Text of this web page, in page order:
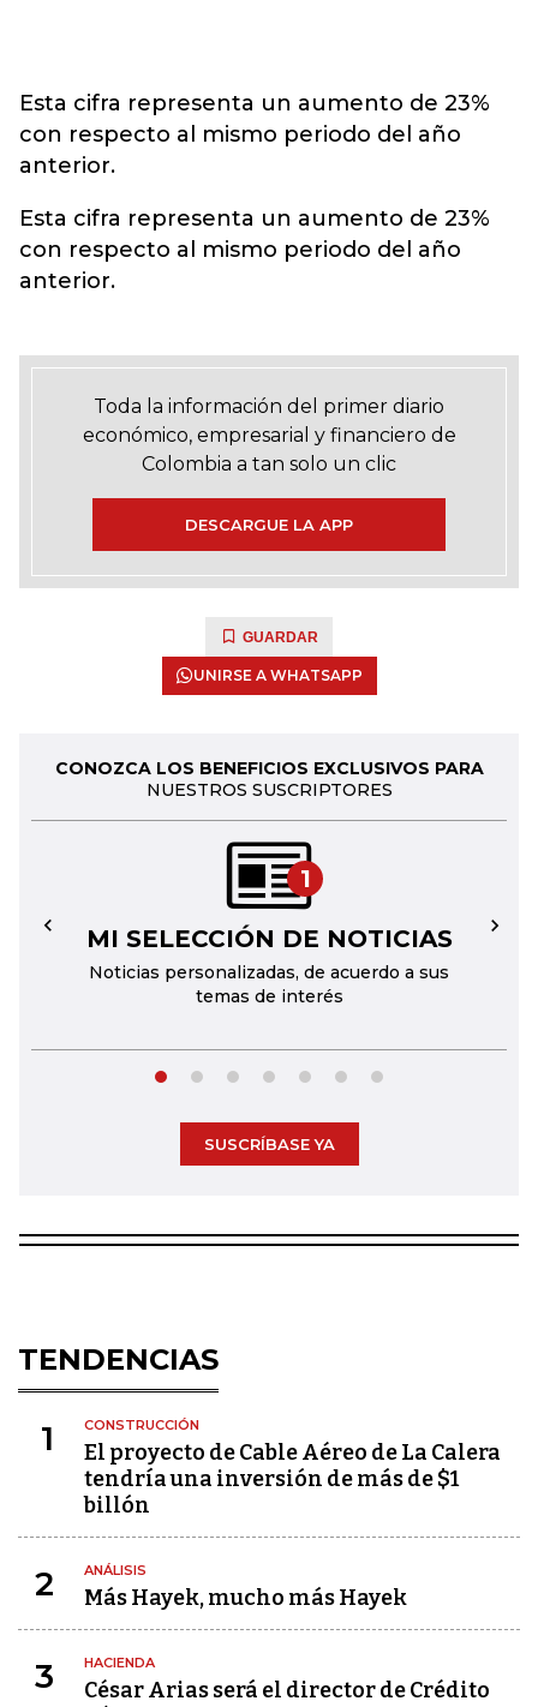
Esta cifra representa un aumento de 23%
con respecto al mismo periodo del año
anterior.
Esta cifra representa un aumento de 23%
con respecto al mismo periodo del año
anterior.
Toda la información del primer diario
económico, empresarial y financiero de
Colombia a tan solo un clic
DESCARGUE LA APP
GUARDAR
UNIRSE A WHATSAPP
CONOZCA LOS BENEFICIOS EXCLUSIVOS PARA
NUESTROS SUSCRIPTORES
1
MI SELECCIÓN DE NOTICIAS
Noticias personalizadas, de acuerdo a sus
temas de interés
← →
SUSCRÍBASE YA
TENDENCIAS
1 CONSTRUCCIÓN
El proyecto de Cable Aéreo de La Calera
tendría una inversión de más de $1
billón
2 ANÁLISIS
Más Hayek, mucho más Hayek
3 HACIENDA
César Arias será el director de Crédito